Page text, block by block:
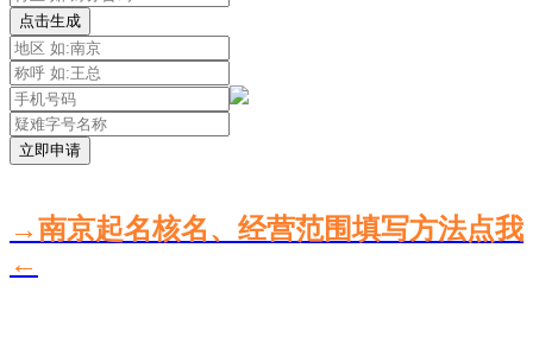
点击生成
立即申请
→南京起名核名、经营范围填写方法点我
←